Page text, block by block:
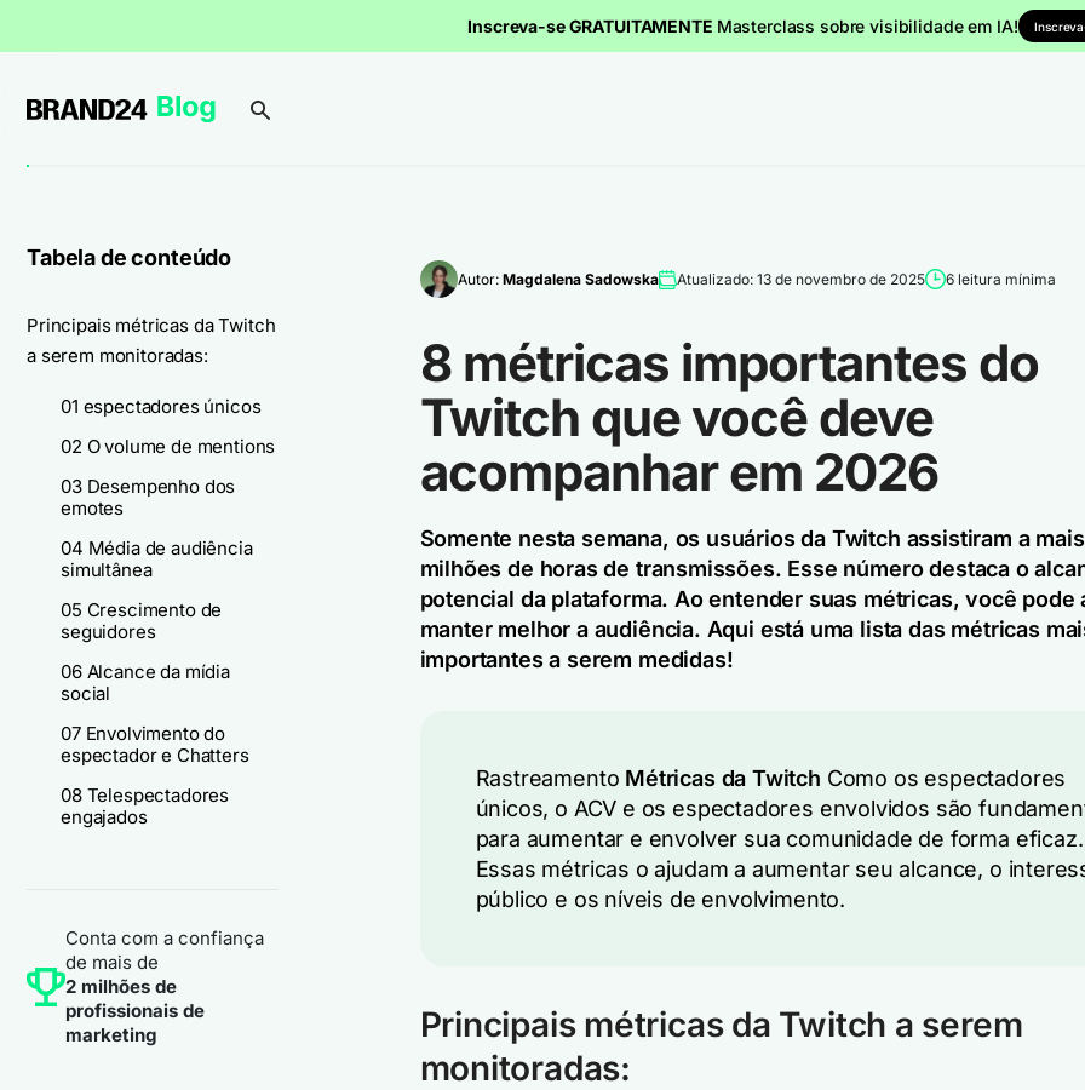
Inscreva-se GRATUITAMENTE Masterclass sobre visibilidade em IA!
Tabela de conteúdo
Principais métricas da Twitch
a serem monitoradas:
01 espectadores únicos
02 O volume de mentions
03 Desempenho dos
emotes
04 Média de audiência
simultânea
05 Crescimento de
seguidores
06 Alcance da mídia
social
07 Envolvimento do
espectador e Chatters
08 Telespectadores
engajados
Conta com a confiança
de mais de
2 milhões de
profissionais de
marketing
Autor: Magdalena Sadowska Atualizado: 13 de novembro de 2025 6 leitura mínima
8 métricas importantes do
Twitch que você deve
acompanhar em 2026
Somente nesta semana, os usuários da Twitch assistiram a
milhões de horas de transmissões. Esse número destaca o
potencial da plataforma. Ao entender suas métricas, você pode
manter melhor a audiência. Aqui está uma lista das métricas
importantes a serem medidas!
Rastreamento Métricas da Twitch Como os espectadores
únicos, o ACV e os espectadores envolvidos são
para aumentar e envolver sua comunidade de forma eficaz.
Essas métricas o ajudam a aumentar seu alcance, o
público e os níveis de envolvimento.
Principais métricas da Twitch a serem
monitoradas: